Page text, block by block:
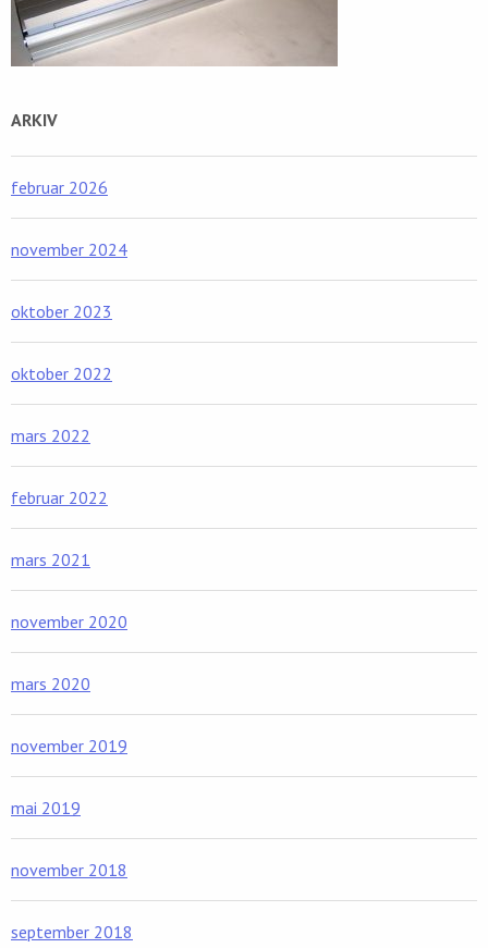
ARKIV
februar 2026
november 2024
oktober 2023
oktober 2022
mars 2022
februar 2022
mars 2021
november 2020
mars 2020
november 2019
mai 2019
november 2018
september 2018